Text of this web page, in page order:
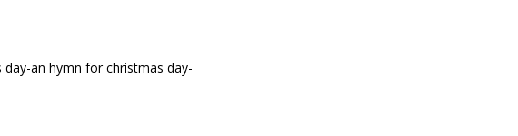
an hymn for christmas day-